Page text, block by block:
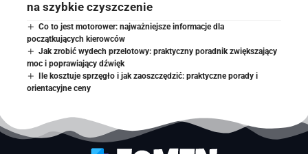
na szybkie czyszczenie
Co to jest motorower: najważniejsze informacje dla
początkujących kierowców
Jak zrobić wydech przelotowy: praktyczny poradnik zwiększający
moc i poprawiający dźwięk
Ile kosztuje sprzęgło i jak zaoszczędzić: praktyczne porady i
orientacyjne ceny